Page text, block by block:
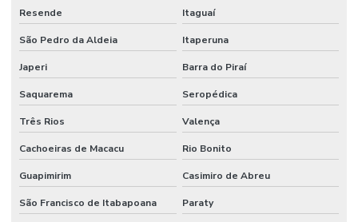
Facilities industrial
Gestão de ativos
Gestão de custos de manutenção para empresas
Gestão De Manutenção Preditiva
Gestão estratégica de ativos industriais
Higienização De Área Comum
Higienização De Banheiros Comerciais
Higienização De Escritórios
Resende Itaguaí
São Pedro da Aldeia Itaperuna
Japeri Barra do Piraí
Saquarema Seropédica
Três Rios Valença
Cachoeiras de Macacu Rio Bonito
Guapimirim Casimiro de Abreu
São Francisco de Itabapoana Paraty